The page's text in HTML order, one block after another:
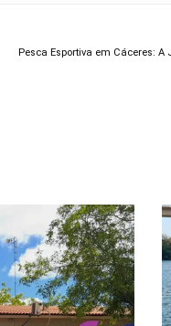
Pesca Esportiva em Cáceres: